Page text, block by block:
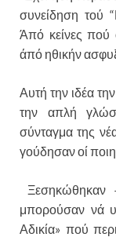
συνείδηση τού
Άπό κείνες πού
άπό ηθικήν
Αυτή την ιδέα
την απλή
σύνταγμα της
γούδησαν οί
Ξεσηκώθηκαν
μπορούσαν νά
Αδικία» πού